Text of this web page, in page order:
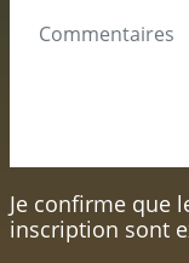
Je confirme que
inscription sont